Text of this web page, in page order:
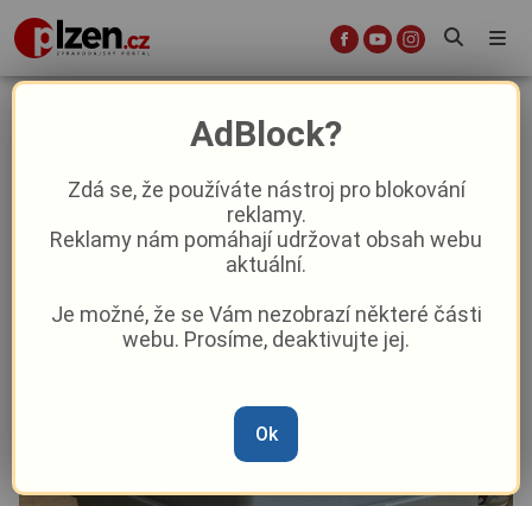
V Plzeňském kraji podaly zatím
kandidátku pro říjnové volby čtyři
subjekty
Aktuality Politika
Marie Osvaldová –23. 7. 2025|05:48
AdBlock?
Zdá se, že používáte nástroj pro blokování
reklamy.
Reklamy nám pomáhají udržovat obsah webu
aktuální.
Je možné, že se Vám nezobrazí některé části
webu. Prosíme, deaktivujte jej.
Ok